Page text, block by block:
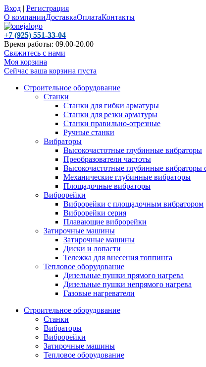
Вход | Регистрация
О компанииДоставкаОплатаКонтакты
+7 (925) 551-33-04
Время работы: 09.00-20.00
Свяжитесь с нами
Моя корзина
Сейчас ваша корзина пуста
Строительное оборудование
Станки
Станки для гибки арматуры
Станки для резки арматуры
Станки правильно-отрезные
Ручные станки
Вибраторы
Высокочастотные глубинные вибраторы
Преобразователи частоты
Высокочастотные глубинные вибраторы
Механические глубинные вибраторы
Площадочные вибраторы
Виброрейки
Виброрейки с площадочным вибратором
Виброрейки серия
Плавающие виброрейки
Затирочные машины
Затирочные машины
Диски и лопасти
Тележка для внесения топпинга
Тепловое оборудование
Дизельные пушки прямого нагрева
Дизельные пушки непрямого нагрева
Газовые нагреватели
Строительное оборудование
Станки
Вибраторы
Виброрейки
Затирочные машины
Тепловое оборудование